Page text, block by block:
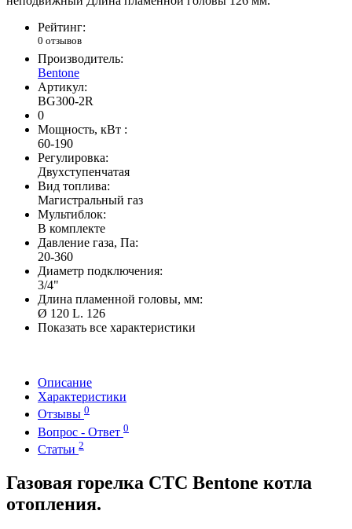
Рейтинг:
0 отзывов
Производитель:
Bentone
Артикул:
BG300-2R
0
Мощность, кВт :
60-190
Регулировка:
Двухступенчатая
Вид топлива:
Магистральный газ
Мультиблок:
В комплекте
Давление газа, Па:
20-360
Диаметр подключения:
3/4"
Длина пламенной головы, мм:
Ø 120 L. 126
Показать все характеристики
Описание
Характеристики
Отзывы 0
Вопрос - Ответ 0
Статьи 2
Газовая горелка CTC Bentone котла
отопления.